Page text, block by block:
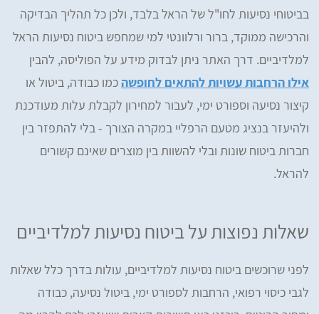
בביטוחי נסיעות לחו"ל של הראל בלבד, ולכן כל תהליך הבדיקה
והרכישה ממוקד, ברור ורלוונטי למי שמחפש ביטוח נסיעות הראל
למלדיביים. דרך האתר ניתן לבדוק מידע על הפוליסה, להבין
אילו הרחבות עשויות להתאים לחופשה כמו כבודה, ביטול או
קיצור נסיעה וספורט ימי, לעבור למחירון לקבלת עלות מעודכנת
ולהיעזר בנציג מטעם הרפליי במקרה הצורך - בלי להתפזר בין
חברות ביטוח שונות ובלי להשוות בין מוצרים שאינם קשורים
להראל.
שאלות נפוצות על ביטוח נסיעות למלדיביים
לפני שרוכשים ביטוח נסיעות למלדיביים, עולות בדרך כלל שאלות
לגבי כיסוי רפואי, הרחבות לספורט ימי, ביטול נסיעה, כבודה